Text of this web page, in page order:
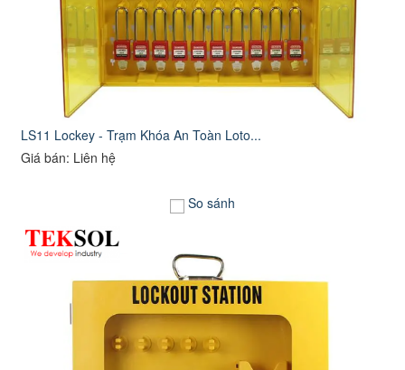
LS11 Lockey - Trạm Khóa An Toàn Loto...
Giá bán: Liên hệ
So sánh